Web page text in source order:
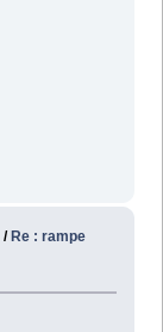
/ Re : rampe